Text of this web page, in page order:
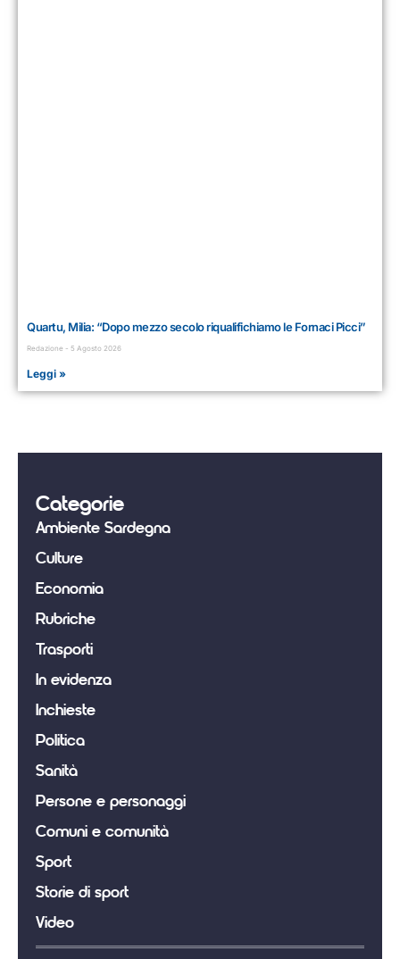
Quartu, Milia: “Dopo mezzo secolo riqualifichiamo le Fornaci Picci”
Redazione 5 Agosto 2026
Leggi »
Categorie
Ambiente Sardegna
Culture
Economia
Rubriche
Trasporti
In evidenza
Inchieste
Politica
Sanità
Persone e personaggi
Comuni e comunità
Sport
Storie di sport
Video